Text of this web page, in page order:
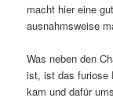
macht hier eine
ausnahmsweise
Was neben den
ist, ist das furiose
kam und dafür